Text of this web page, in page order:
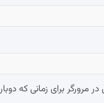
مرورگر برای زمانی که